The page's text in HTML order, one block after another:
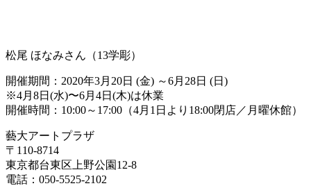
松尾 ほなみさん（13学彫）
開催期間：2020年3月20日 (金) ～6月28日 (日)
※4月8日(水)〜6月4日(木)は休業
開催時間：10:00～17:00（4月1日より18:00閉店／月曜休館）
藝大アートプラザ
〒110-8714
東京都台東区上野公園12-8
電話：050-5525-2102